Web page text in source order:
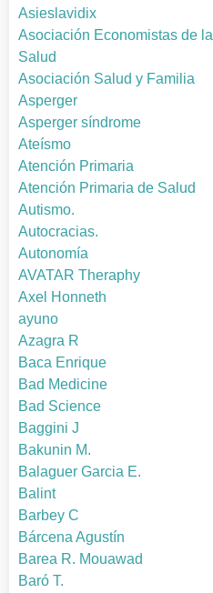
Asieslavidix
Asociación Economistas de la
Salud
Asociación Salud y Familia
Asperger
Asperger síndrome
Ateísmo
Atención Primaria
Atención Primaria de Salud
Autismo.
Autocracias.
Autonomía
AVATAR Theraphy
Axel Honneth
ayuno
Azagra R
Baca Enrique
Bad Medicine
Bad Science
Baggini J
Bakunin M.
Balaguer Garcia E.
Balint
Barbey C
Bárcena Agustín
Barea R. Mouawad
Baró T.